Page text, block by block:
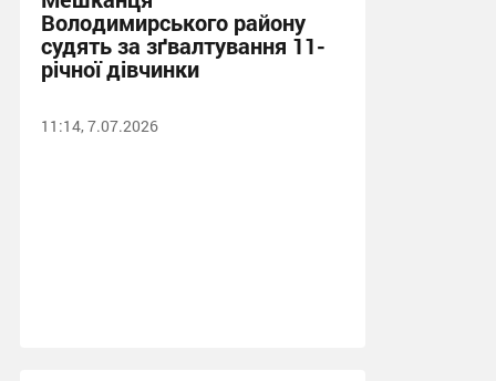
Володимирського району
судять за зґвалтування 11-
річної дівчинки
11:14, 7.07.2026